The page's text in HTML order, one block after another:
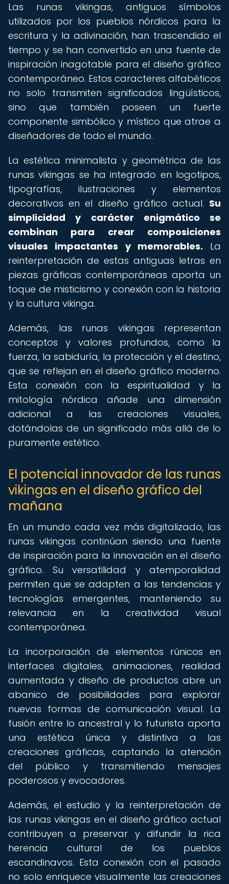
Las runas vikingas, antiguos símbolos
utilizados por los pueblos nórdicos para la
escritura y la adivinación, han trascendido el
tiempo y se han convertido en una fuente de
inspiración inagotable para el diseño gráfico
contemporáneo. Estos caracteres alfabéticos
no solo transmiten significados lingüísticos,
sino que también poseen un fuerte
componente simbólico y místico que atrae a
diseñadores de todo el mundo.
La estética minimalista y geométrica de las
runas vikingas se ha integrado en logotipos,
tipografías, ilustraciones y elementos
decorativos en el diseño gráfico actual. Su
simplicidad y carácter enigmático se
combinan para crear composiciones
visuales impactantes y memorables. La
reinterpretación de estas antiguas letras en
piezas gráficas contemporáneas aporta un
toque de misticismo y conexión con la historia
y la cultura vikinga.
Además, las runas vikingas representan
conceptos y valores profundos, como la
fuerza, la sabiduría, la protección y el destino,
que se reflejan en el diseño gráfico moderno.
Esta conexión con la espiritualidad y la
mitología nórdica añade una dimensión
adicional a las creaciones visuales,
dotándolas de un significado más allá de lo
puramente estético.
El potencial innovador de las runas
vikingas en el diseño gráfico del
mañana
En un mundo cada vez más digitalizado, las
runas vikingas continúan siendo una fuente
de inspiración para la innovación en el diseño
gráfico. Su versatilidad y atemporalidad
permiten que se adapten a las tendencias y
tecnologías emergentes, manteniendo su
relevancia en la creatividad visual
contemporánea.
La incorporación de elementos rúnicos en
interfaces digitales, animaciones, realidad
aumentada y diseño de productos abre un
abanico de posibilidades para explorar
nuevas formas de comunicación visual. La
fusión entre lo ancestral y lo futurista aporta
una estética única y distintiva a las
creaciones gráficas, captando la atención
del público y transmitiendo mensajes
poderosos y evocadores.
Además, el estudio y la reinterpretación de
las runas vikingas en el diseño gráfico actual
contribuyen a preservar y difundir la rica
herencia cultural de los pueblos
escandinavos. Esta conexión con el pasado
no solo enriquece visualmente las creaciones